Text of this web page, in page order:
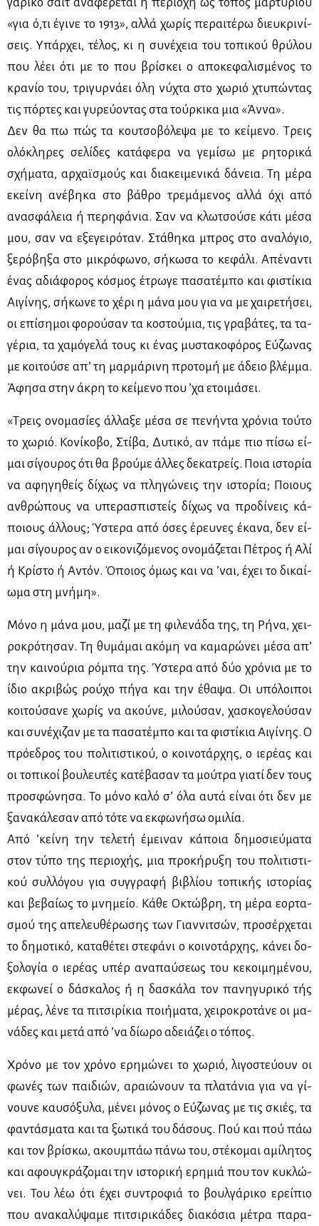
γα­ρι­κό σάιτ ανα­φέ­ρε­ται η πε­ριο­χή ως τό­πος μαρ­τυ­ρί­ου
«για ό,τι έγι­νε το 1913», αλ­λά χω­ρίς πε­ραι­τέ­ρω διευ­κρι­νί­
σεις. Υπάρ­χει, τέ­λος, κι η συ­νέ­χεια του το­πι­κού θρύ­λου
που λέ­ει ότι με το που βρί­σκει ο απο­κε­φα­λι­σμέ­νος το
κρα­νίο του, τρι­γυρ­νά­ει όλη νύ­χτα στο χω­ριό χτυ­πώ­ντας
τις πόρ­τες και γυ­ρεύ­ο­ντας στα τούρ­κι­κα μια «Άν­να».
Δεν θα πω πώς τα κου­τσο­βό­λε­ψα με το κεί­με­νο. Τρεις
ολό­κλη­ρες σε­λί­δες κα­τά­φε­ρα να γε­μί­σω με ρη­το­ρι­κά
σχή­μα­τα, αρ­χαϊ­σμούς και δια­κει­με­νι­κά δά­νεια. Τη μέ­ρα
εκεί­νη ανέ­βη­κα στο βά­θρο τρε­μά­με­νος αλ­λά όχι από
ανα­σφά­λεια ή πε­ρη­φά­νια. Σαν να κλω­τσού­σε κά­τι μέ­σα
μου, σαν να εξε­γει­ρό­ταν. Στά­θη­κα μπρος στο ανα­λό­γιο,
ξε­ρό­βη­ξα στο μι­κρό­φω­νο, σή­κω­σα το κε­φά­λι. Απέ­να­ντι
ένας αδιά­φο­ρος κό­σμος έτρω­γε πα­σα­τέ­μπο και φι­στί­κια
Αι­γί­νης, σή­κω­νε το χέ­ρι η μά­να μου για να με χαι­ρε­τή­σει,
οι επί­ση­μοι φο­ρού­σαν τα κο­στού­μια, τις γρα­βά­τες, τα τα­
γέ­ρια, τα χα­μό­γε­λά τους κι ένας μυ­στα­κο­φό­ρος Εύ­ζω­νας
με κοι­τού­σε απ’ τη μαρ­μά­ρι­νη προ­το­μή με άδειο βλέμ­μα.
Άφη­σα στην άκρη το κεί­με­νο που ’χα ετοι­μά­σει.
«Τρεις ονο­μα­σί­ες άλ­λα­ξε μέ­σα σε πε­νή­ντα χρό­νια τού­το
το χω­ριό. Κο­νί­κο­βο, Στί­βα, Δυ­τι­κό, αν πά­με πιο πί­σω εί­
μαι σί­γου­ρος ότι θα βρού­με άλ­λες δε­κα­τρείς. Ποια ιστο­ρία
να αφη­γη­θείς δί­χως να πλη­γώ­νεις την ιστο­ρία; Ποιους
αν­θρώ­πους να υπε­ρα­σπι­στείς δί­χως να προ­δί­νεις κά­
ποιους άλ­λους; Ύστε­ρα από όσες έρευ­νες έκα­να, δεν εί­
μαι σί­γου­ρος αν ο ει­κο­νι­ζό­με­νος ονο­μά­ζε­ται Πέ­τρος ή Αλί
ή Κρί­στο ή Αντόν. Όποιος όμως και να ’ναι, έχει το δι­καί­
ω­μα στη μνή­μη».
Μό­νο η μά­να μου, μα­ζί με τη φι­λε­νά­δα της, τη Ρή­να, χει­
ρο­κρό­τη­σαν. Τη θυ­μά­μαι ακό­μη να κα­μα­ρώ­νει μέ­σα απ’
την και­νού­ρια ρό­μπα της. Ύστε­ρα από δύο χρό­νια με το
ίδιο ακρι­βώς ρού­χο πή­γα και την έθα­ψα. Οι υπό­λοι­ποι
κοι­τού­σα­νε χω­ρίς να ακού­νε, μι­λού­σαν, χα­σκο­γε­λού­σαν
και συ­νέ­χι­ζαν με τα πα­σα­τέ­μπο και τα φι­στί­κια Αι­γί­νης. Ο
πρό­ε­δρος του πο­λι­τι­στι­κού, ο κοι­νο­τάρ­χης, ο ιε­ρέ­ας και
οι το­πι­κοί βου­λευ­τές κα­τέ­βα­σαν τα μού­τρα για­τί δεν τους
προ­σφώ­νη­σα. Το μό­νο κα­λό σ’ όλα αυ­τά εί­ναι ότι δεν με
ξα­να­κά­λε­σαν από τό­τε να εκ­φω­νή­σω ομι­λία.
Από ’κεί­νη την τε­λε­τή έμει­ναν κά­ποια δη­μο­σιεύ­μα­τα
στον τύ­πο της πε­ριο­χής, μια προ­κή­ρυ­ξη του πο­λι­τι­στι­
κού συλ­λό­γου για συγ­γρα­φή βι­βλί­ου το­πι­κής ιστο­ρί­ας
και βε­βαί­ως το μνη­μείο. Κά­θε Οκτώ­βρη, τη μέ­ρα εορ­τα­
σμού της απε­λευ­θέ­ρω­σης των Γιαν­νι­τσών, προ­σέρ­χε­ται
το δη­μο­τι­κό, κα­τα­θέ­τει στε­φά­νι ο κοι­νο­τάρ­χης, κά­νει δο­
ξο­λο­γία ο ιε­ρέ­ας υπέρ ανα­παύ­σε­ως του κε­κοι­μη­μέ­νου,
εκ­φω­νεί ο δά­σκα­λος ή η δα­σκά­λα τον πα­νη­γυ­ρι­κό τής
μέ­ρας, λέ­νε τα πι­τσι­ρί­κια ποι­ή­μα­τα, χει­ρο­κρο­τά­νε οι μα­
νά­δες και με­τά από ’να δί­ω­ρο αδειά­ζει ο τό­πος.
Χρό­νο με τον χρό­νο ερη­μώ­νει το χω­ριό, λι­γο­στεύ­ουν οι
φω­νές των παι­διών, αραιώ­νουν τα πλα­τά­νια για να γί­
νου­νε καυ­σό­ξυ­λα, μέ­νει μό­νος ο Εύ­ζω­νας με τις σκιές, τα
φα­ντά­σμα­τα και τα ξω­τι­κά του δά­σους. Πού και πού πάω
και τον βρί­σκω, ακου­μπάω πά­νω του, στέ­κο­μαι αμί­λη­τος
και αφου­γκρά­ζο­μαι την ιστο­ρι­κή ερη­μιά που τον κυ­κλώ­
νει. Του λέω ότι έχει συ­ντρο­φιά το βουλ­γά­ρι­κο ερεί­πιο
που ανα­κα­λύ­ψα­με πι­τσι­ρι­κά­δες δια­κό­σια μέ­τρα πα­ρα­